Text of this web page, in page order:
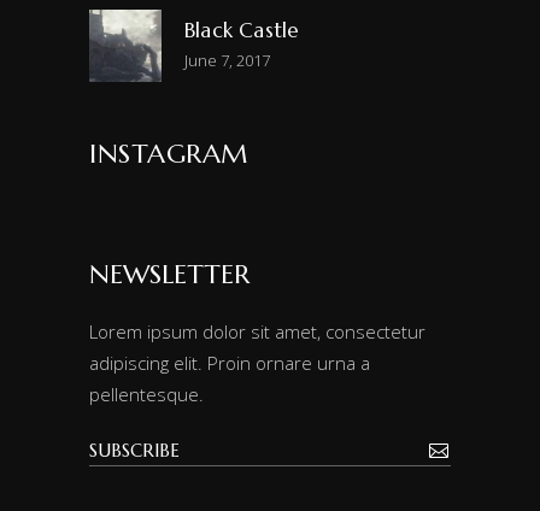
Black Castle
June 7, 2017
INSTAGRAM
NEWSLETTER
Lorem ipsum dolor sit amet, consectetur
adipiscing elit. Proin ornare urna a
pellentesque.